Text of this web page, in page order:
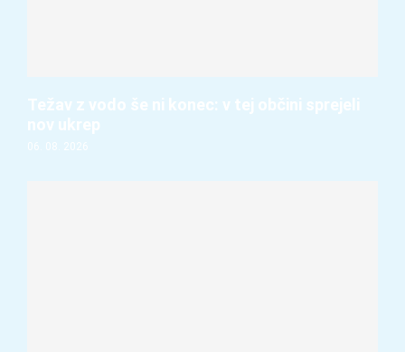
Težav z vodo še ni konec: v tej občini sprejeli
nov ukrep
06. 08. 2026